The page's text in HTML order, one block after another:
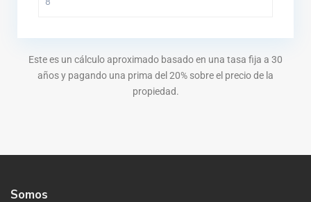
Este es un cálculo aproximado basado en una tasa fija a 30
años y pagando una prima del 20% sobre el precio de la
propiedad.
Somos